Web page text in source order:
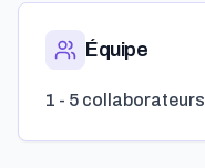
Équipe
1 - 5 collaborateurs